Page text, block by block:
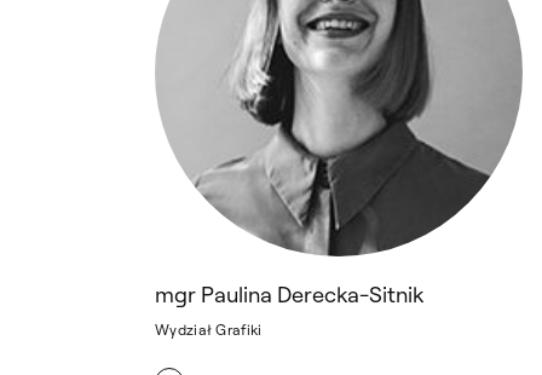
mgr Paulina Derecka-Sitnik
Wydział Grafiki